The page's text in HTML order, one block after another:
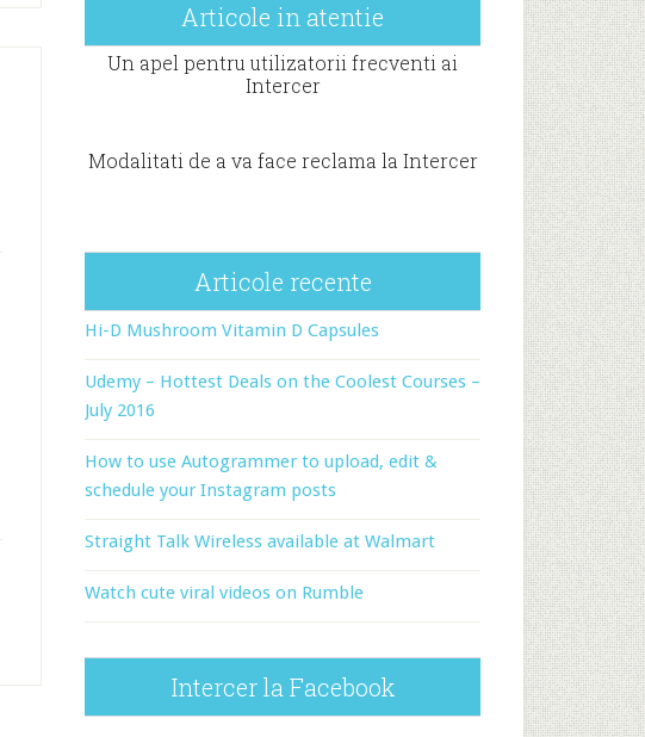
Articole in atentie
Un apel pentru utilizatorii frecventi ai
Intercer
Modalitati de a va face reclama la Intercer
Articole recente
Hi-D Mushroom Vitamin D Capsules
Udemy – Hottest Deals on the Coolest Courses –
July 2016
How to use Autogrammer to upload, edit &
schedule your Instagram posts
Straight Talk Wireless available at Walmart
Watch cute viral videos on Rumble
Intercer la Facebook